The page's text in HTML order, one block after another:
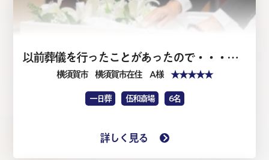
以前葬儀を行ったことがあったので・・・・家族葬1日（仏式）
横須賀市 横須賀市在住 A 様 ★★★★★
一日葬 伍和斎場 6名
詳しく見る